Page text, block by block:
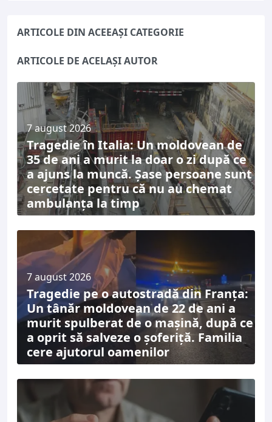
ARTICOLE DIN ACEEAȘI CATEGORIE
ARTICOLE DE ACELAȘI AUTOR
7 august 2026
Tragedie în Italia: Un moldovean de
35 de ani a murit la doar o zi după ce
a ajuns la muncă. Șase persoane sunt
cercetate pentru că nu au chemat
ambulanța la timp
7 august 2026
Tragedie pe o autostradă din Franța:
Un tânăr moldovean de 22 de ani a
murit spulberat de o mașină, după ce
a oprit să salveze o șoferiță. Familia
cere ajutorul oamenilor